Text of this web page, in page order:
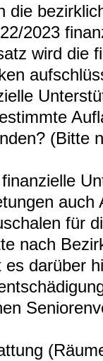
die
2023
wird die
(Bitte
auch
für
nach
darüber